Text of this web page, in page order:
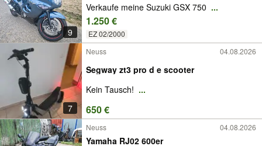
9
Verkaufe meine Suzuki GSX 750 ...
1.250 €
EZ 02/2000
7
Neuss 04.08.2026
Segway zt3 pro d e scooter
Kein Tausch! ...
650 €
Neuss 04.08.2026
Yamaha RJ02 600er